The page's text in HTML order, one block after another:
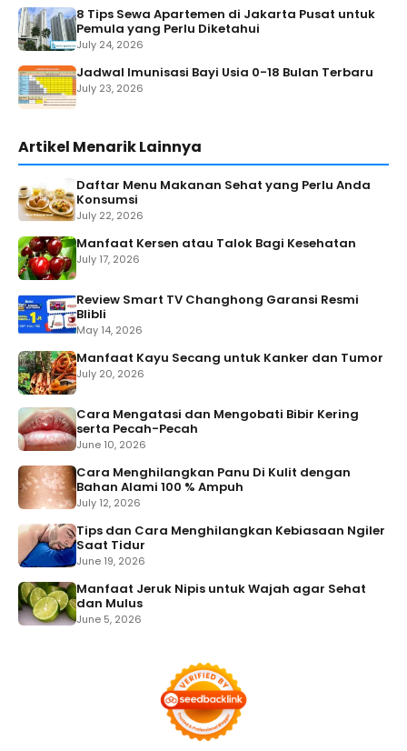
8 Tips Sewa Apartemen di Jakarta Pusat untuk
Pemula yang Perlu Diketahui
July 24, 2026
Jadwal Imunisasi Bayi Usia 0-18 Bulan Terbaru
July 23, 2026
Artikel Menarik Lainnya
Daftar Menu Makanan Sehat yang Perlu Anda
Konsumsi
July 22, 2026
Manfaat Kersen atau Talok Bagi Kesehatan
July 17, 2026
Review Smart TV Changhong Garansi Resmi
Blibli
May 14, 2026
Manfaat Kayu Secang untuk Kanker dan Tumor
July 20, 2026
Cara Mengatasi dan Mengobati Bibir Kering
serta Pecah-Pecah
June 10, 2026
Cara Menghilangkan Panu Di Kulit dengan
Bahan Alami 100 % Ampuh
July 12, 2026
Tips dan Cara Menghilangkan Kebiasaan Ngiler
Saat Tidur
June 19, 2026
Manfaat Jeruk Nipis untuk Wajah agar Sehat
dan Mulus
June 5, 2026